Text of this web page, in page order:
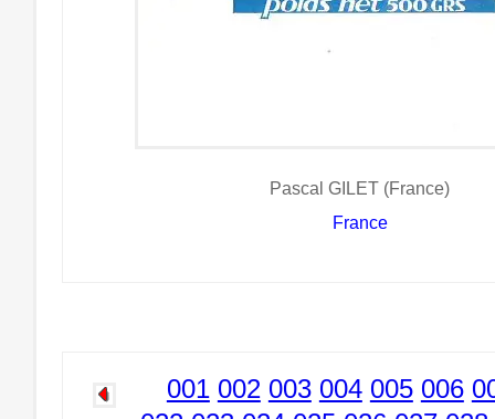
Pascal GILET (France)
France
001 002 003 004 005 006